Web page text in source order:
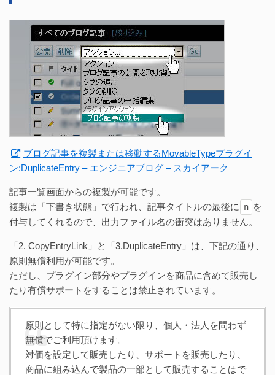
ブログ記事を複製または移動するMovableTypeプラグイ
ン:DuplicateEntry – エンジニアブログ – スカイアーク
記事一覧画面からの複製が可能です。
複製は「下書き状態」で行われ、記事タイトルの最後に
n を
付与してくれるので、出力ファイル名の衝突はありません。
「2. CopyEntryLink」と「3.DuplicateEntry」は、下記の通り、
原則無償利用が可能です。
ただし、プラグイン部分やプラグインを商品に含めて販売し
たり有償サポートをすることは禁止されています。
原則として特に指定がない限り、個人・法人を問わず
無償でご利用頂けます。
対価を設定して販売したり、サポートを販売したり、
商品に組み込んで製品の一部として販売することはで